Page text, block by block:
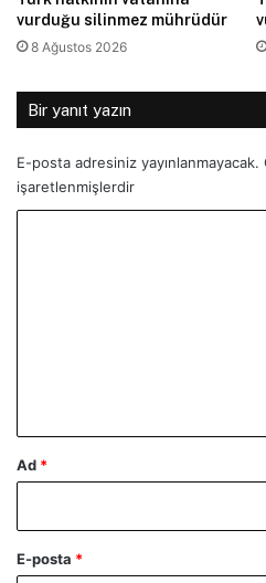
vurduğu silinmez mührüdür
8 Ağustos 2026
Bir yanıt yazın
E-posta adresiniz yayınlanmayacak.
işaretlenmişlerdir
Ad *
E-posta *